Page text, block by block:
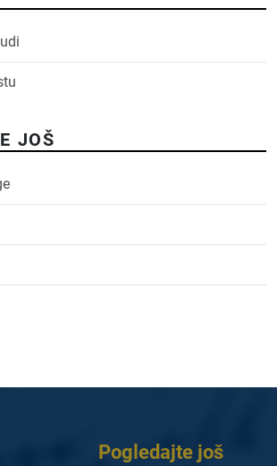
JOŠ
Pogledajte još